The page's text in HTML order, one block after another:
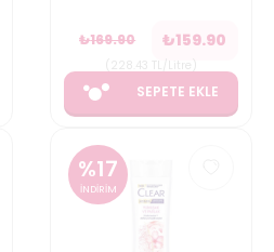
₺169.90 ₺159.90
SEPETE EKLE
%17
İNDİRİM